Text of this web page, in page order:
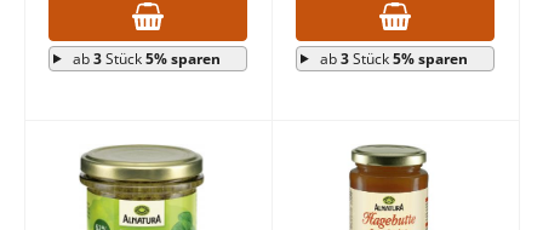
ab3Stück5% sparen ab3Stück5% sparen